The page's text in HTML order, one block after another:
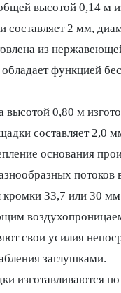
высотой 0,14
составляет 2 мм,
из
функцией
высотой 0,80 м
составляет 2,0
основания
кромки 33,7 или 30
свои усилия
заглушками.
изготавливаются